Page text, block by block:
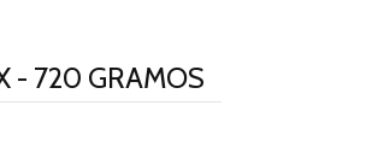
- 720 GRAMOS